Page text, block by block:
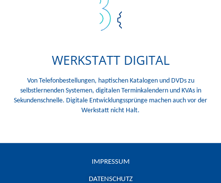
WERKSTATT DIGITAL
Von Telefonbestellungen, haptischen Katalogen und DVDs zu
selbstlernenden Systemen, digitalen Terminkalendern und KVAs in
Sekundenschnelle. Digitale Entwicklungssprünge machen auch vor der
Werkstatt nicht Halt.
IMPRESSUM
DATENSCHUTZ